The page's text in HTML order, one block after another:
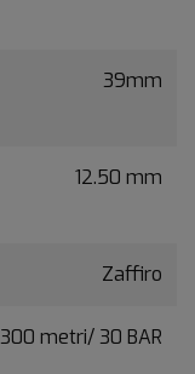
39mm
12.50 mm
Zaffiro
300 metri/ 30 BAR